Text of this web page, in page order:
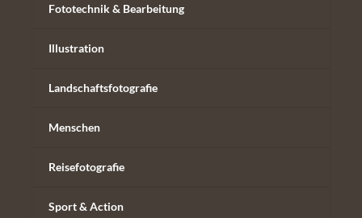
Fototechnik & Bearbeitung
Illustration
Landschaftsfotografie
Menschen
Reisefotografie
Sport & Action